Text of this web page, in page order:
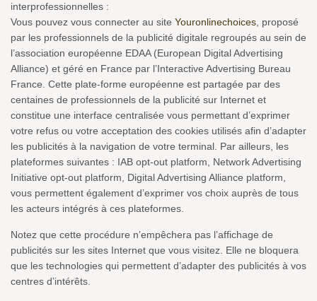
interprofessionnelles :
Vous pouvez vous connecter au site Youronlinechoices, proposé
par les professionnels de la publicité digitale regroupés au sein de
l’association européenne EDAA (European Digital Advertising
Alliance) et géré en France par l’Interactive Advertising Bureau
France. Cette plate-forme européenne est partagée par des
centaines de professionnels de la publicité sur Internet et
constitue une interface centralisée vous permettant d’exprimer
votre refus ou votre acceptation des cookies utilisés afin d’adapter
les publicités à la navigation de votre terminal. Par ailleurs, les
plateformes suivantes : IAB opt-out platform, Network Advertising
Initiative opt-out platform, Digital Advertising Alliance platform,
vous permettent également d’exprimer vos choix auprès de tous
les acteurs intégrés à ces plateformes.
Notez que cette procédure n’empêchera pas l’affichage de
publicités sur les sites Internet que vous visitez. Elle ne bloquera
que les technologies qui permettent d’adapter des publicités à vos
centres d’intérêts.